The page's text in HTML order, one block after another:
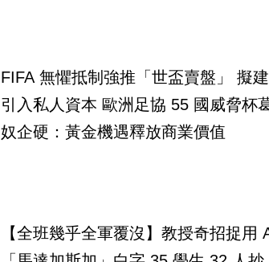
FIFA 無懼抵制強推「世盃賣盤」 擬
引入私人資本 歐洲足協 55 國威脅杯
奴企硬：黃金機遇釋放商業價值
【全班幾乎全軍覆沒】教授奇招捉用